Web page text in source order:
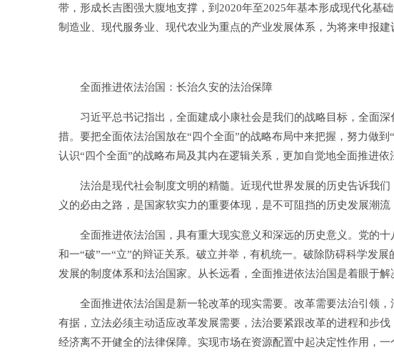
带，形成长吉图强大腹地支撑，到2020年至2025年基本形成现代化基
制造业、现代服务业、现代农业为重点的产业发展体系，为将来申报建
全面推进依法治国：长治久安的法治保障
习近平总书记指出，全面建成小康社会是我们的战略目标，全面深
措。要把全面依法治国放在“四个全面”的战略布局中来把握，努力做
认识“四个全面”的战略布局及其内在逻辑关系，更加自觉地全面推进依
法治是现代社会制度文明的精髓。近现代世界发展的历史告诉我们
义的必由之路，是国家软实力的重要体现，是不可阻挡的历史发展潮流
全面推进依法治国，具有重大现实意义和深远的历史意义。党的十
和一“破”一“立”的辩证关系。破立并举，有机统一。破除防碍科学发
发展的制度体系和法治国家。从长远看，全面推进依法治国是着眼于
全面推进依法治国是新一轮改革的现实需要。改革需要法治引领，
有据，立法必须主动适应改革发展需要，法治要紧跟改革的进程和步
经济离不开健全的法律保障。实现市场在资源配置中起决定性作用，